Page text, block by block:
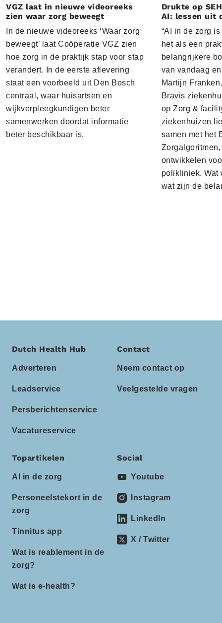
VGZ laat in nieuwe videoreeks
zien waar zorg beweegt
In de nieuwe videoreeks ‘Waar zorg
beweegt’ laat Coöperatie VGZ zien
hoe zorg in de praktijk stap voor stap
verandert. In de eerste aflevering
staat een voorbeeld uit Den Bosch
centraal, waar huisartsen en
wijkverpleegkundigen beter
samenwerken doordat informatie
beter beschikbaar is.
Drukte op
AI: lessen uit
“AI in de zorg
het als een
belangrijkere
van vandaag
Martijn
Bravis
op Zorg &
ziekenhuizen
samen met het
ontwikkelen
polikliniek. Wat
wat zijn de
Dutch Health Hub
Adverteren
Leadservice
Persberichtenservice
Vacatureservice
Contact
Neem contact op
Veelgestelde vragen
Topartikelen
AI in de zorg
Personeelstekort in de
zorg
Tinnitus app
Wat is reablement in de
zorg?
Wat is e-health?
Social
Youtube
Instagram
LinkedIn
X / Twitter